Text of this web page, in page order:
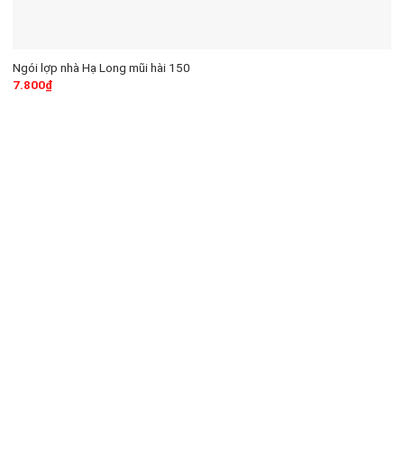
Ngói lợp nhà Hạ Long mũi hài 150
7.800₫